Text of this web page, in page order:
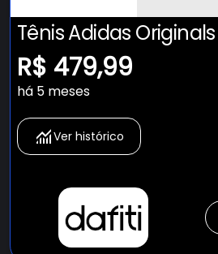
Tênis Adidas Originals
Branco
R$ 479,99
há 5 meses
Ver histórico